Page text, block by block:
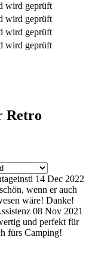
wird geprüft
wird geprüft
wird geprüft
wird geprüft
Retro
14 Dec 2022
wenn er auch
wäre! Danke!
08 Nov 2021
und perfekt für
fürs Camping!